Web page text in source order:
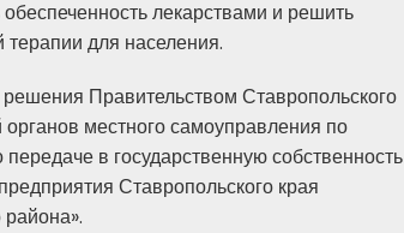
лекарствами и решить
для населения.
Правительством Ставропольского
местного самоуправления по
в государственную собственность
Ставропольского края